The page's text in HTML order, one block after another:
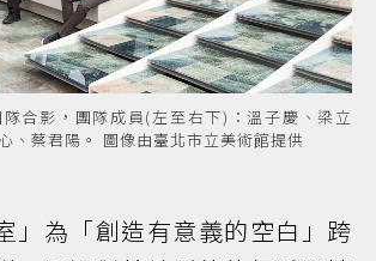
隊合影，團隊成員(左至右下)：溫子慶、梁立
、蔡君陽。 圖像由臺北市立美術館提供
」為「創造有意義的空白」跨